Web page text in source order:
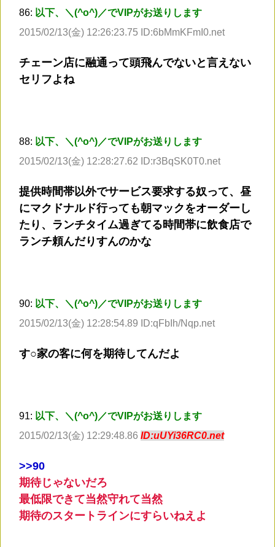
86: 以下、＼(^o^)／でVIPがお送りします
2015/02/13(金) 12:26:23.75 ID:6bMmKFmI0.net
チェーン店に融通って頭飛んでないと言えない
セリフよね
88: 以下、＼(^o^)／でVIPがお送りします
2015/02/13(金) 12:28:27.62 ID:r3BqSK0T0.net
提供時間帯以外でサービス要求する奴って、昼
にマクドナルド行っても朝マックをオーダーし
たり、ランチタイム過ぎてる時間帯に飲食店で
ランチ頼んだりすんのかな
90: 以下、＼(^o^)／でVIPがお送りします
2015/02/13(金) 12:28:54.89 ID:qFbIh/Nqp.net
す○家の客に何を期待してんだよ
91: 以下、＼(^o^)／でVIPがお送りします
2015/02/13(金) 12:29:48.86 ID:uUYi36RC0.net
>>90
期待じゃないだろ
最低限できて当然守れて当然
期待のスタートラインにすらいねえよ